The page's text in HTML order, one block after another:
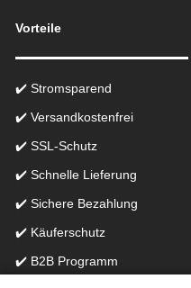
Vorteile
✔️ Stromsparend
✔️ Versandkostenfrei
✔️ SSL-Schutz
✔️ Schnelle Lieferung
✔️ Sichere Bezahlung
✔️ Käuferschutz
✔️ B2B Programm